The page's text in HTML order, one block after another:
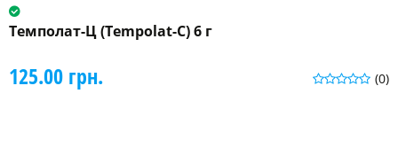
Темполат-Ц (Tempolat-С) 6 г
(0)
125.00 грн.